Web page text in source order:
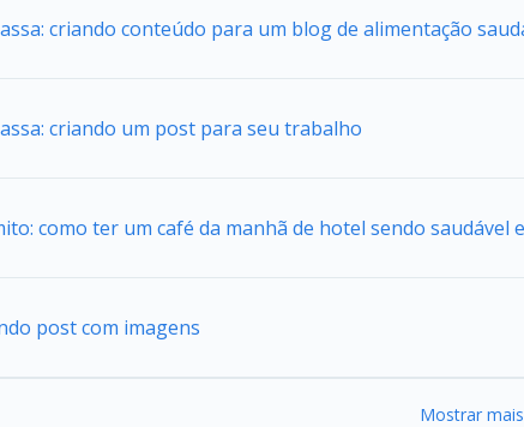
criando conteúdo para um blog de alimentação
criando um post para seu trabalho
como ter um café da manhã de hotel sendo saudável
post com imagens
Mostrar